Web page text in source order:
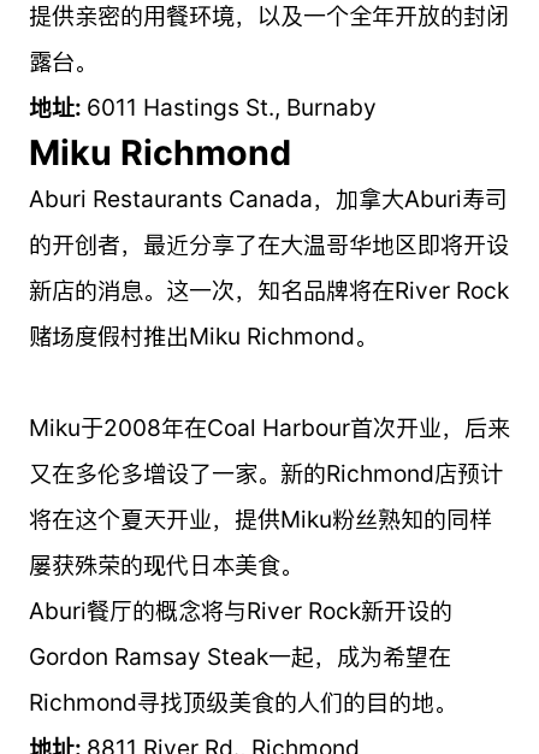
提供亲密的用餐环境，以及一个全年开放的封闭
露台。
地址: 6011 Hastings St., Burnaby
Miku Richmond
Aburi Restaurants Canada，加拿大Aburi寿司
的开创者，最近分享了在大温哥华地区即将开设
新店的消息。这一次，知名品牌将在River Rock
赌场度假村推出Miku Richmond。
Miku于2008年在Coal Harbour首次开业，后来
又在多伦多增设了一家。新的Richmond店预计
将在这个夏天开业，提供Miku粉丝熟知的同样
屡获殊荣的现代日本美食。
Aburi餐厅的概念将与River Rock新开设的
Gordon Ramsay Steak一起，成为希望在
Richmond寻找顶级美食的人们的目的地。